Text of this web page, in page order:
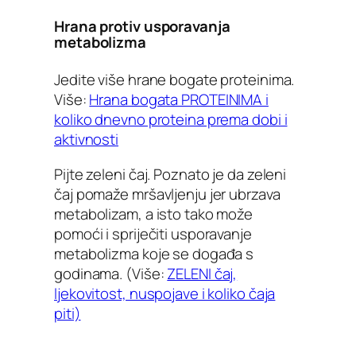
Hrana protiv usporavanja
metabolizma
Jedite više hrane bogate proteinima.
Više:Hrana bogata PROTEINIMA i
koliko dnevno proteina prema dobi i
aktivnosti
Pijte zeleni čaj. Poznato je da zeleni
čaj pomaže mršavljenju jer ubrzava
metabolizam, a isto tako može
pomoći i spriječiti usporavanje
metabolizma koje se događa s
godinama. (Više:ZELENI čaj,
ljekovitost, nuspojave i koliko čaja
piti)